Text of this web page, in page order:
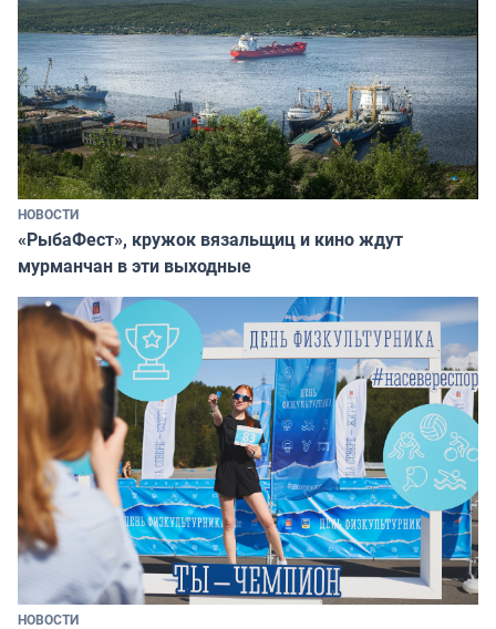
НОВОСТИ
«РыбаФест», кружок вязальщиц и кино ждут
мурманчан в эти выходные
НОВОСТИ